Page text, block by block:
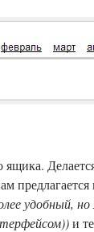
удобный,
и